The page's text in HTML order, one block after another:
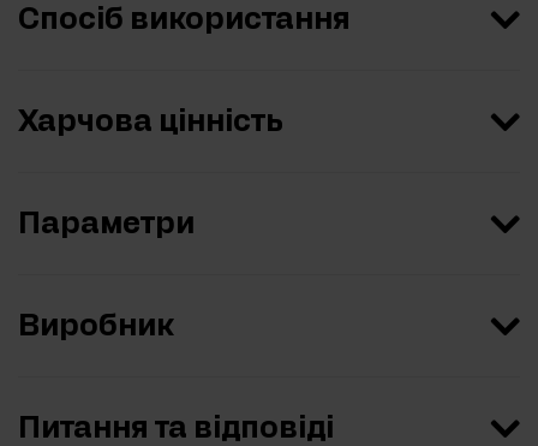
Спосіб використання
Харчова цінність
Параметри
Виробник
Питання та відповіді